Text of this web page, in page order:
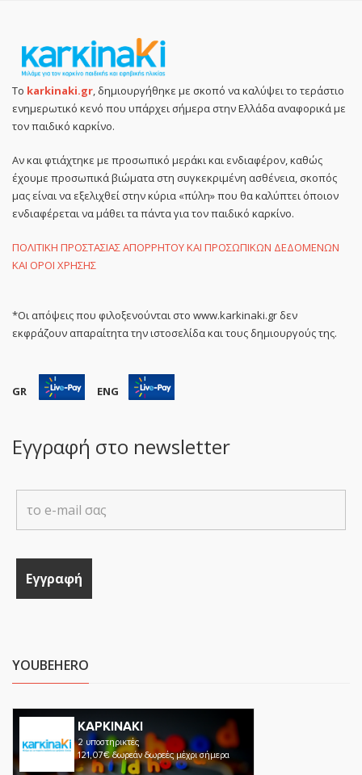
Το karkinaki.gr , δημιουργήθηκε με σκοπό να καλύψει το τεράστιο
ενημερωτικό κενό που υπάρχει σήμερα στην Ελλάδα αναφορικά με
τον παιδικό καρκίνο.
Αν και φτιάχτηκε με προσωπικό μεράκι και ενδιαφέρον, καθώς
έχουμε προσωπικά βιώματα στη συγκεκριμένη ασθένεια, σκοπός
μας είναι να εξελιχθεί στην κύρια «πύλη» που θα καλύπτει όποιον
ενδιαφέρεται να μάθει τα πάντα για τον παιδικό καρκίνο.
ΠΟΛΙΤΙΚΗ ΠΡΟΣΤΑΣΙΑΣ ΑΠΟΡΡΗΤΟΥ ΚΑΙ ΠΡΟΣΩΠΙΚΩΝ ΔΕΔΟΜΕΝΩΝ
ΚΑΙ ΟΡΟΙ ΧΡΗΣΗΣ
*Οι απόψεις που φιλοξενούνται στο www.karkinaki.gr δεν
εκφράζουν απαραίτητα την ιστοσελίδα και τους δημιουργούς της.
GR ENG
Εγγραφή στο newsletter
YOUBEHERO